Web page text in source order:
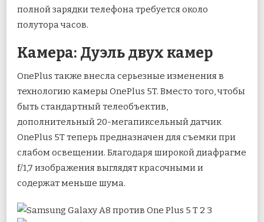
полной зарядки телефона требуется около
полутора часов.
Камера: Дуэль двух камер
OnePlus также внесла серьезные изменения в
технологию камеры OnePlus 5T. Вместо того, чтобы
быть стандартный телеобъектив,
дополнительный 20-мегапиксельный датчик
OnePlus 5T теперь предназначен для съемки при
слабом освещении. Благодаря широкой диафрагме
f/1,7 изображения выглядят красочными и
содержат меньше шума.